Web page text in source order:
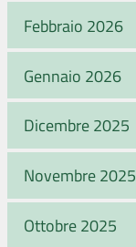
Febbraio 2026
Gennaio 2026
Dicembre 2025
Novembre 2025
Ottobre 2025